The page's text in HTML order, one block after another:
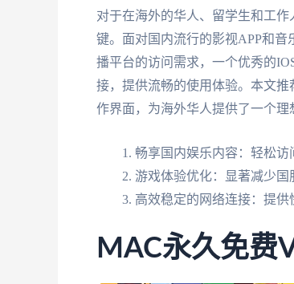
对于在海外的华人、留学生和工
键。面对国内流行的影视APP和
播平台的访问需求，一个优秀的
接，提供流畅的使用体验。本文
作界面，为海外华人提供了一个理
畅享国内娱乐内容：轻松访
游戏体验优化：显著减少国
高效稳定的网络连接：提供
MAC永久免费